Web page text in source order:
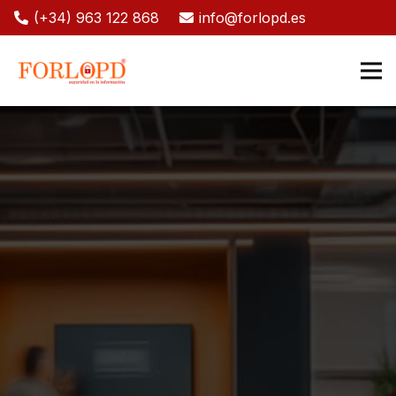
(+34) 963 122 868 info@forlopd.es